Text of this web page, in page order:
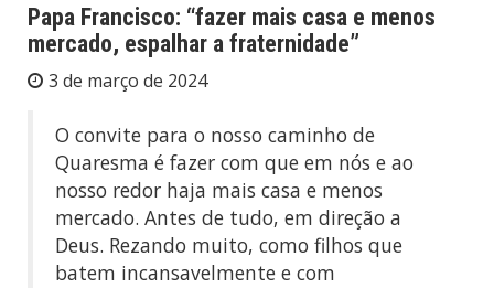
Papa Francisco: “fazer mais casa e menos
mercado, espalhar a fraternidade”
3 de março de 2024
O convite para o nosso caminho de
Quaresma é fazer com que em nós e ao
nosso redor haja mais casa e menos
mercado. Antes de tudo, em direção a
Deus. Rezando muito, como filhos que
batem incansavelmente e com